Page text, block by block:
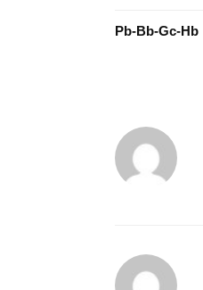
Pb-Bb-Gc-Hb